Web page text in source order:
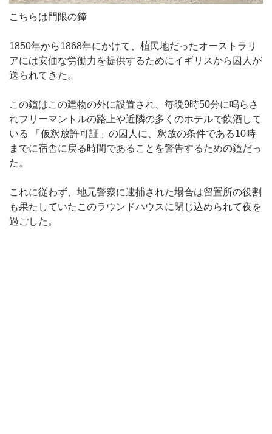
こちらは門限の鐘
1850年から1868年にかけて、植民地だったオーストラリ
アには安価な労働力を提供するためにイギリスから囚人が
送られてきた。
この鐘はこの建物の外に設置され、毎晩9時50分に鳴らさ
れフリーマントルの路上や近隣の多くのホテルで飲酒して
いる 「仮釈放許可証」の囚人に、釈放の条件である10時
までに宿舎に戻る時間であることを警告するための鐘だっ
た。
これに従わず、地元警察に逮捕された場合は留置所の役割
も果たしていたこのラウンドハウスに閉じ込められて夜を
過ごした。